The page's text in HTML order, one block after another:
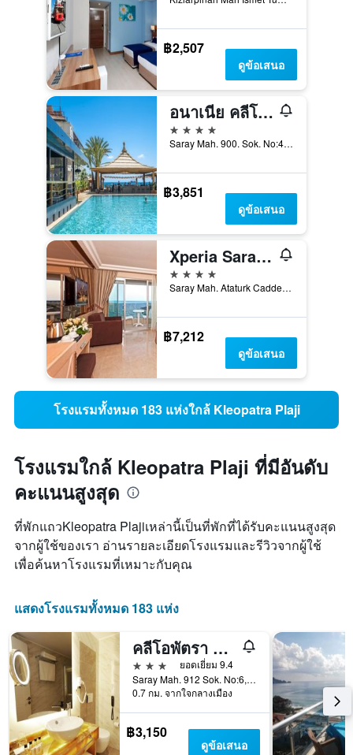
฿2,507
ดูข้อเสนอ
อนาเนีย คลีโอพัตรา บีช (+12 ผู้ใหญ่เท่านั้น)
4 ดาว
Saray Mah. 900. Sok. No:4, อลันยา, ตุรเคีย
฿3,851
ดูข้อเสนอ
Xperia Saray Beach Hotel
4 ดาว
Saray Mah. Ataturk Caddesi No: 151, อลันยา, ตุรเคีย
฿7,212
ดูข้อเสนอ
โรงแรมทั้งหมด 183 แห่งใกล้ Kleopatra Plaji
โรงแรมใกล้ Kleopatra Plaji ที่มีอันดับ
คะแนนสูงสุด
ที่พักแถวKleopatra Plajiเหล่านี้เป็นที่พักที่ได้รับคะแนนสูงสุด
จากผู้ใช้ของเรา อ่านรายละเอียดโรงแรมและรีวิวจากผู้ใช้
เพื่อค้นหาโรงแรมที่เหมาะกับคุณ
แสดงโรงแรมทั้งหมด 183 แห่ง
คลีโอพัตรา สวีท โฮเทล
3 ดาว
ยอดเยี่ยม 9.4
Saray Mah. 912 Sok. No:6, อลันยา, ตุรเคีย
0.7 กม. จากใจกลางเมือง
฿3,150
ดูข้อเสนอ